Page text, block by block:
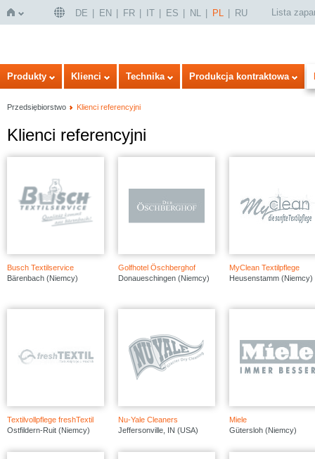
Strona
główna
DE EN FR IT ES NL PL RU Lista
Produkty Klienci Technika Produkcja kontraktowa
Przedsiębiorstwo Klienci referencyjni
Klienci referencyjni
Busch Textilservice
Bärenbach (Niemcy)
Golfhotel Öschberghof
Donaueschingen (Niemcy)
MyClean Textilpflege
Heusenstamm (Niemcy)
Textilvollpflege freshTextil
Ostfildern-Ruit (Niemcy)
Nu-Yale Cleaners
Jeffersonville, IN (USA)
Miele
Gütersloh (Niemcy)